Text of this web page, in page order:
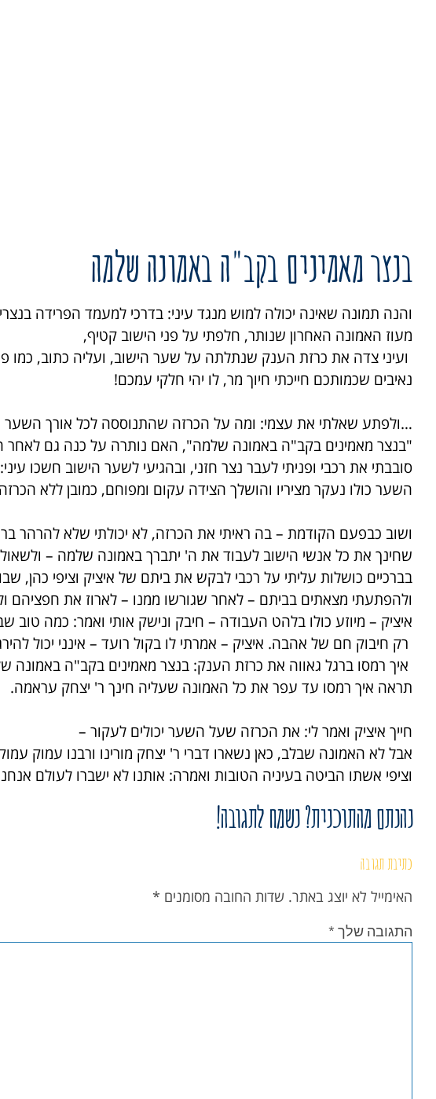
בנצר מאמינים בקב"ה באמונה שלמה
והנה תמונה שאינה יכולה למוש מנגד עיני: בדרכי למעמד הפרידה
מעוז האמונה האחרון שנותר, חלפתי על פני הישוב קטיף,
ועיני צדה את כרזת הענק שנתלתה על שער הישוב, ועליה כתוב, כמו
נאיבים שכמותכם חייכתי חיוך מר, לו יהי חלקי עמכם!
…ולפתע שאלתי את עצמי: ומה על הכרזה שהתנוססה לכל אורך השער
"בנצר מאמינים בקב"ה באמונה שלמה", האם נותרה על כנה גם לאחר
סובבתי את רכבי ופניתי לעבר נצר חזני, ובהגיעי לשער הישוב חשכו עיני:
השער כולו נעקר מציריו והושלך הצידה עקום ומפוחם, כמובן ללא
ושוב כבפעם הקודמת – בה ראיתי את הכרזה, לא יכולתי שלא להרהר
שחינך את כל אנשי הישוב לעבוד את ה' יתברך באמונה שלמה – ולשאול
בברכיים כושלות עליתי על רכבי לבקש את ביתם של איציק וציפי כהן,
ולהפתעתי מצאתים בביתם – לאחר שגורשו ממנו – לארוז את חפציהם
איציק – מיוזע כולו בלהט העבודה – חיבק ונישק אותי ואמר: כמה טוב
רק חיבוק חם של אהבה. איציק – אמרתי לו בקול רועד – אינני יכול
איך רמסו ברגל גאווה את כרזת הענק: בנצר מאמינים בקב"ה באמונה
תראה איך רמסו עד עפר את כל האמונה שעליה חינך ר' יצחק עראמה.
חייך איציק ואמר לי: את הכרזה שעל השער יכולים לעקור –
אבל לא האמונה שבלב, כאן נשארו דברי ר' יצחק מורינו ורבנו עמוק
וציפי אשתו הביטה בעיניה הטובות ואמרה: אותנו לא ישברו לעולם
נהנתם מהתוכנית? נשמח לתגובה!
כתיבת תגובה
האימייל לא יוצג באתר. שדות החובה מסומנים *
התגובה שלך *